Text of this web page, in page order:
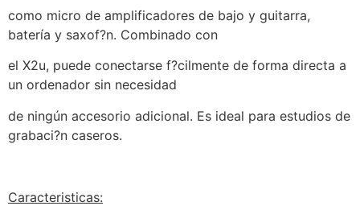
como micro de amplificadores de bajo y guitarra,
batería y saxof?n. Combinado con
el X2u, puede conectarse f?cilmente de forma directa a
un ordenador sin necesidad
de ningún accesorio adicional. Es ideal para estudios de
grabaci?n caseros.
Caracteristicas: